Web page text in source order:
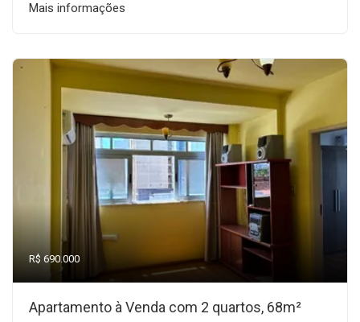
Mais informações
R$ 690.000
Apartamento à Venda com 2 quartos, 68m²